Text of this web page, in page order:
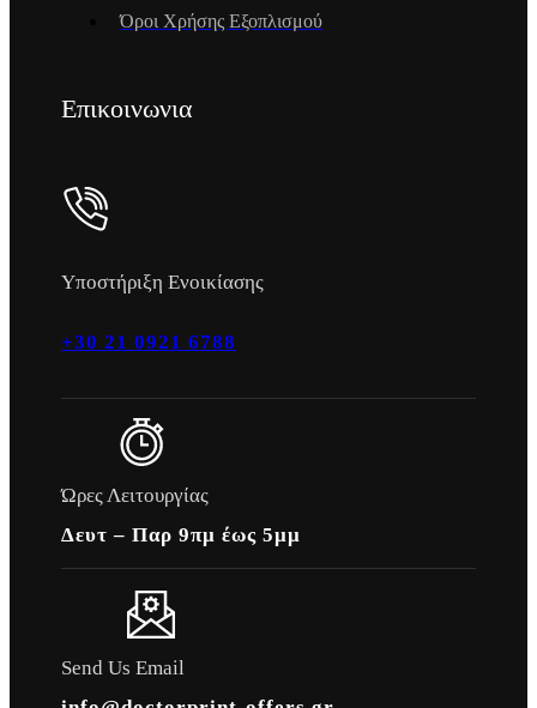
Όροι Χρήσης Εξοπλισμού
Επικοινωνια
Υποστήριξη Ενοικίασης
+30 21 0921 6788
Ώρες Λειτουργίας
Δευτ – Παρ 9πμ έως 5μμ
Send Us Email